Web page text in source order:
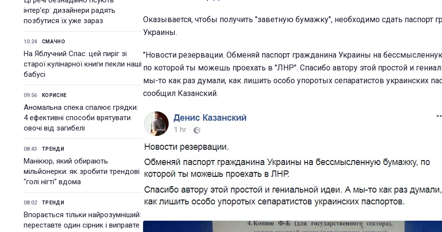
інтер'єр: дизайнери радять
позбутися їх уже зараз
10:24 СМАЧНО
На Яблучний Спас: цей пиріг зі
старої кулінарної книги пекли наші
бабусі
09:56 КОРИСНЕ
Аномальна спека спалює грядки:
4 ефективні способи врятувати
овочі від загибелі
08:43 ТРЕНДИ
Манікюр, який обирають
мільйонерки: як зробити трендові
"голі нігті" вдома
08:02 ТРЕНДИ
Впорається тільки найрозумніший:
переставте один сірник і виправте
Оказывается, чтобы получить "заветную бумажку", необходимо сдать паспорт
Украины.
"Новости резервации. Обменяй паспорт гражданина Украины на
по которой ты можешь проехать в "ЛНР". Спасибо автору этой простой и
мы-то как раз думали, как лишить особо упоротых сепаратистов украинских
сообщил Казанский.